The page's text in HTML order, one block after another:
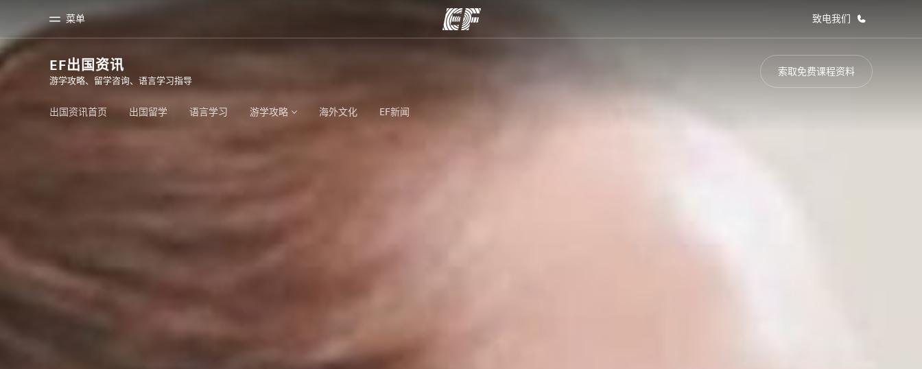
菜单 致电我们
首页
欢迎来到英孚教育 查看所有英孚提供的课程
职业发展
EF出国资讯
游学攻略、留学咨询、语言学习指导
索取免费课程资料
出国资讯首页 出国留学 语言学习 游学攻略 海外文化 EF新闻